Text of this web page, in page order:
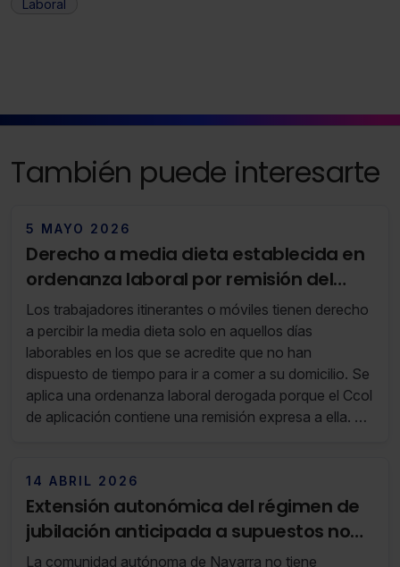
Laboral
También puede interesarte
5 MAYO 2026
Derecho a media dieta establecida en
ordenanza laboral por remisión del
Ccol, en caso de trabajador itinerante
o móvil
Los trabajadores itinerantes o móviles tienen derecho
a percibir la media dieta solo en aquellos días
laborables en los que se acredite que no han
dispuesto de tiempo para ir a comer a su domicilio. Se
aplica una ordenanza laboral derogada porque el Ccol
de aplicación contiene una remisión expresa a ella. Y
14 ABRIL 2026
Extensión autonómica del régimen de
jubilación anticipada a supuestos no
previstos en la normativa estatal
La comunidad autónoma de Navarra no tiene